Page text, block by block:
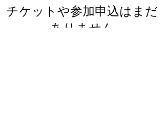
チケットや参加申込はまだ
ありません